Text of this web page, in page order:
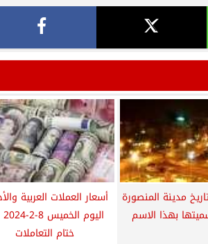
مدينة المنصورة
بهذا الاسم
أسعار العملات العربية
ختام التعاملات